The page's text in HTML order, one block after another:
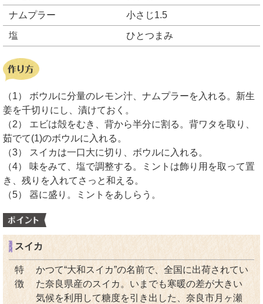
ナムプラー 小さじ1.5
塩 ひとつまみ
（1） ボウルに分量のレモン汁、ナムプラーを入れる。新生
姜を千切りにし、漬けておく。
（2） エビは殻をむき、背から半分に割る。背ワタを取り、
茹でて(1)のボウルに入れる。
（3） スイカは一口大に切り、ボウルに入れる。
（4） 味をみて、塩で調整する。ミントは飾り用を取って置
き、残りを入れてさっと和える。
（5） 器に盛り。ミントをあしらう。
スイカ
特
徴
かつて“大和スイカ”の名前で、全国に出荷されてい
た奈良県産のスイカ。いまでも寒暖の差が大きい
気候を利用して糖度を引き出した、奈良市月ヶ瀬